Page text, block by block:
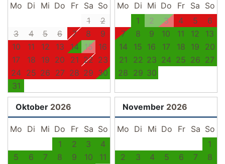
Mo Di Mi Do Fr Sa So
1
2
3
4 5 6 7 8
9
10
11 12 13 14 15
16
17
18 19 20 21 22 23
24 25 26 27 28 29 30
31
Mo Di Mi Do Fr Sa So
1
2 3 4 5
6
7
8 9 10 11 12
13
14
15 16 17 18 19
20
21
22 23 24 25 26 27
28 29 30
Oktober 2026
Mo Di Mi Do Fr Sa So
1
2 3
4
5
6 7 8 9 10
11
November 2026
Mo Di Mi Do Fr Sa So
1
2
3 4 5 6 7
8